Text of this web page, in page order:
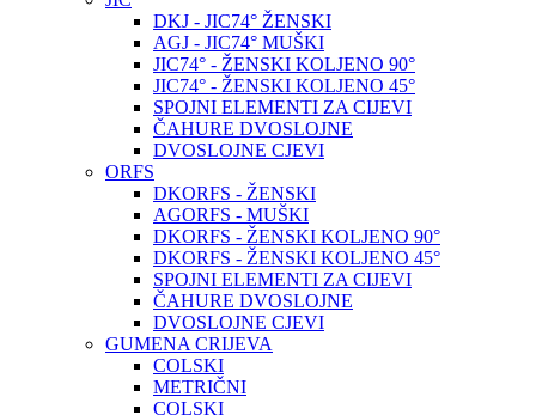
DKJ - JIC74° ŽENSKI
AGJ - JIC74° MUŠKI
JIC74° - ŽENSKI KOLJENO 90°
JIC74° - ŽENSKI KOLJENO 45°
SPOJNI ELEMENTI ZA CIJEVI
ČAHURE DVOSLOJNE
DVOSLOJNE CJEVI
ORFS
DKORFS - ŽENSKI
AGORFS - MUŠKI
DKORFS - ŽENSKI KOLJENO 90°
DKORFS - ŽENSKI KOLJENO 45°
SPOJNI ELEMENTI ZA CIJEVI
ČAHURE DVOSLOJNE
DVOSLOJNE CJEVI
GUMENA CRIJEVA
COLSKI
METRIČNI
COLSKI